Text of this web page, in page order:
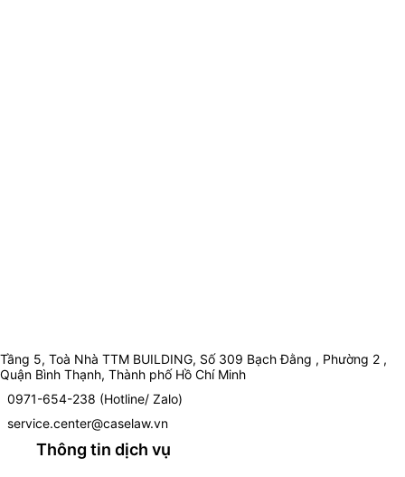
Tầng 5, Toà Nhà TTM BUILDING, Số 309 Bạch Đằng , Phường 2 ,
Quận Bình Thạnh, Thành phố Hồ Chí Minh
0971-654-238 (Hotline/ Zalo)
service.center@caselaw.vn
Thông tin dịch vụ